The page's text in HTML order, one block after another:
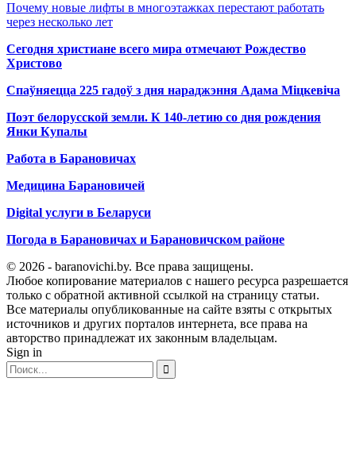
Почему новые лифты в многоэтажках перестают работать
через несколько лет
Сегодня христиане всего мира отмечают Рождество
Христово
Спаўняецца 225 гадоў з дня нараджэння Адама Міцкевіча
Поэт белорусской земли. К 140-летию со дня рождения
Янки Купалы
Работа в Барановичах
Медицина Барановичей
Digital услуги в Беларуси
Погода в Барановичах и Барановичском районе
© 2026 - baranovichi.by. Все права защищены.
Любое копирование материалов с нашего ресурса разрешается
только с обратной активной ссылкой на страницу статьи.
Все материалы опубликованные на сайте взяты с открытых
источников и других порталов интернета, все права на
авторство принадлежат их законным владельцам.
Sign in